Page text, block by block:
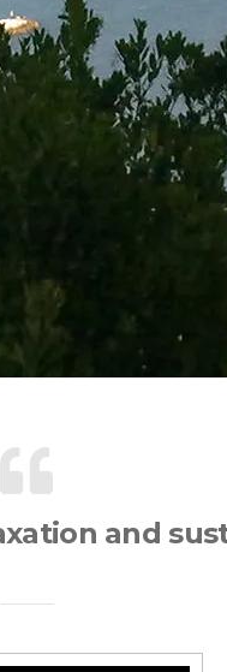
and